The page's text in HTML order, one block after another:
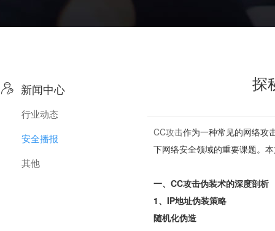
 新闻中心
行业动态
安全播报
其他
探
CC攻击作为一种常见的网络攻
下网络安全领域的重要课题。
一、CC攻击伪装术的深度剖析
1、IP地址伪装策略
随机化伪造